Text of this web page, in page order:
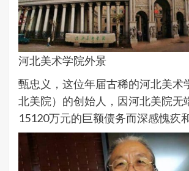
河北美术学院外景
甄忠义，这位年届古稀的河北美术
北美院）的创始人，因河北美院无
15120万元的巨额债务而深感愧疚